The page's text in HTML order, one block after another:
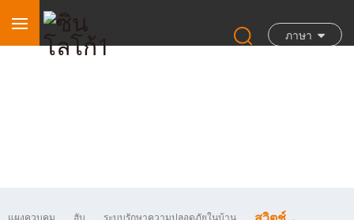
ภาษา
แผงควบคุม ฮับ ระบบรักษาความปลอดภัยในบ้าน